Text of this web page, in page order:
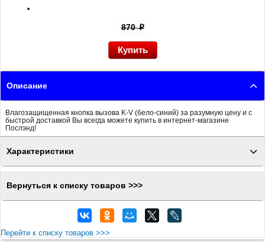
870p
Описание
Влагозащищенная кнопка вызова K-V (бело-синий) за разумную цену и с
быстрой доставкой Вы всегда можете купить в интернет-магазине
Послэнд!
Характеристики
Вернуться к списку товаров >>>
Перейти к списку товаров >>>